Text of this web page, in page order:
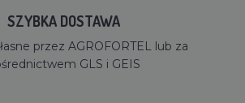
SZYBKA DOSTAWA
przez AGROFORTEL lub za
GLS i GEIS